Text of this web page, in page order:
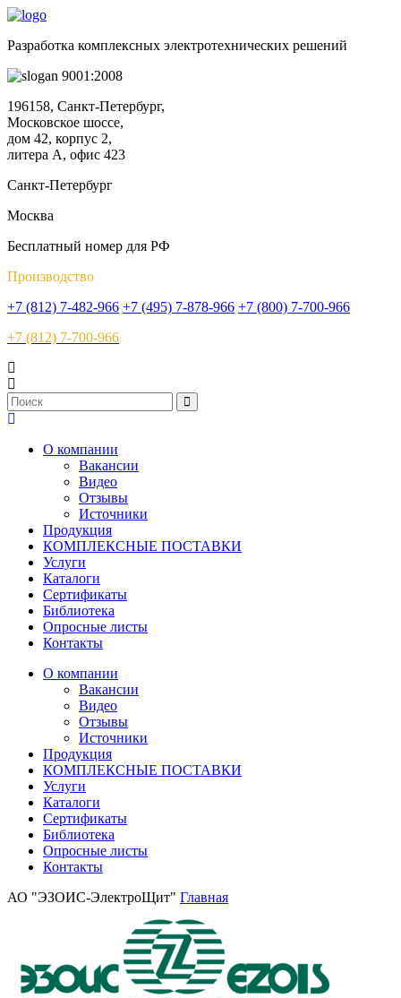
Разработка комплексных электротехнических решений
9001:2008
196158, Санкт-Петербург,
Московское шоссе,
дом 42, корпус 2,
литера А, офис 423
Санкт-Петербург
Москва
Бесплатный номер для РФ
Производство
+7 (812) 7-482-966 +7 (495) 7-878-966 +7 (800) 7-700-966
+7 (812) 7-700-966
О компании
Вакансии
Видео
Отзывы
Источники
Продукция
КОМПЛЕКСНЫЕ ПОСТАВКИ
Услуги
Каталоги
Сертификаты
Библиотека
Опросные листы
Контакты
О компании
Вакансии
Видео
Отзывы
Источники
Продукция
КОМПЛЕКСНЫЕ ПОСТАВКИ
Услуги
Каталоги
Сертификаты
Библиотека
Опросные листы
Контакты
АО "ЭЗОИС-ЭлектроЩит" Главная